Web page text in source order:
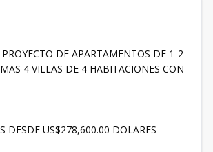
PROYECTO DE APARTAMENTOS DE 1-2
4 VILLAS DE 4 HABITACIONES CON
DESDE US$278,600.00 DOLARES